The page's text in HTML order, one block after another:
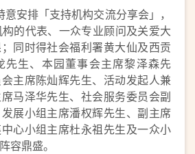
安排「支持机构交流分享会」，
的代表、一众专业顾问及关爱大
同时得社会福利署黄大仙及西贡
先生、本园董事会主席黎泽森先
主席陈灿辉先生、活动发起人兼
马泽华先生、社会服务委员会副
展小组主席潘权辉先生、副主席
心小组主席杜永祖先生及一众小
容鼎盛。